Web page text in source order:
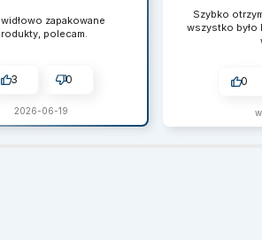
zapakowane
polecam.
3 0
2026-06-19
Szybko
wszystko było
0